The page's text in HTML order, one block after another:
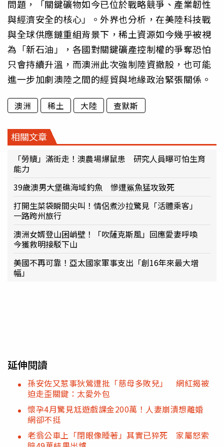
問題，「關鍵礦物如今已位於戰略競爭、產業韌性
與經濟安全的核心」。外界也分析，在美陸科技戰
與全球供應鏈重組背景下，稀土資源如今幾乎被視
為「新石油」，各國對關鍵礦產控制權的爭奪恐怕
只會持續升溫，而澳洲此次強制陸資撤股，也可能
進一步加劇澳陸之間的經貿與地緣政治緊張關係。
澳洲 稀土 大陸 查默斯
相關文章
「勞贖」滿街走！澳農場爆鼠患 研究人員曝可怕生育
能力
39歲澳男大堡礁海域釣魚 慘遭鯊魚猛攻致死
打開生菜袋瞬間尖叫！情侶煮沙拉驚見「活體乘客」
一路跨州旅行
澳洲女婿登山困峭壁！「吹薩克斯風」回應愛妻呼喚
今獲救明接駁下山
美國不再可靠！亞太國家軍事支出「創16年來最大增
幅」
延伸閱讀
孫安佐又惹事狄鶯遭批「慈母多敗兒」 網紅揭被
迫走歪關鍵：太愛外包
懷孕4月驚見尪遊戲課金200萬！人妻崩潰想離婚
網卻不挺
老翁公車上「閉眼像睡著」其實已猝死 家屬怒索